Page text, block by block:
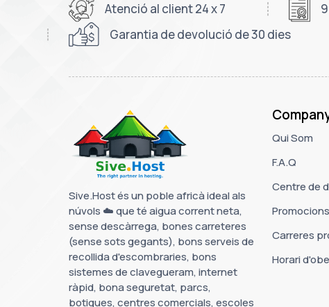
Atenció al client 24 x 7
Garantia de devolució de 30 dies
Sive.Host és un poble africà ideal als
núvols ☁️ que té aigua corrent neta,
sense descàrrega, bones carreteres
(sense sots gegants), bons serveis de
recollida d'escombraries, bons
sistemes de clavegueram, internet
ràpid, bona seguretat, parcs,
botigues, centres comercials, escoles
Qui Som
F.A.Q
Centre de
Promocions
Carreres
Horari